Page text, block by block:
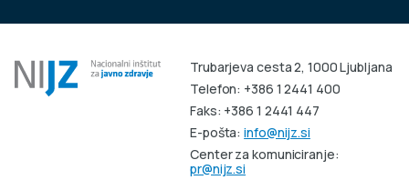
Trubarjeva cesta 2, 1000 Ljubljana
Telefon: +386 1 2441 400
Faks: +386 1 2441 447
E-pošta:info@nijz.si
Center za komuniciranje:
pr@nijz.si